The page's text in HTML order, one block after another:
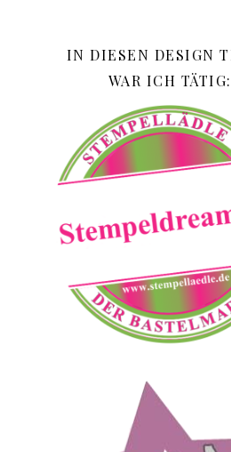
IN DIESEN DESIGN
WAR ICH TÄTIG: